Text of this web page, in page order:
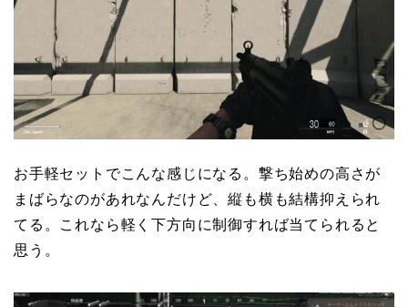
お手軽セットでこんな感じになる。撃ち始めの高さが
まばらなのがあれなんだけど、縦も横も結構抑えられ
てる。これなら軽く下方向に制御すれば当てられると
思う。